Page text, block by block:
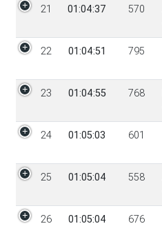
21 01:04:37 570
22 01:04:51 795
23 01:04:55 768
24 01:05:03 601
25 01:05:04 558
26 01:05:04 676